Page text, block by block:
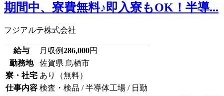
期間中、寮費無料♪即入寮もOK！半導...
フジアルテ株式会社
給与 月収例286,000円
勤務地
佐賀県 鳥栖市
寮・社宅 あり（無料）
仕事内容 検査・検品 / 半導体工場 / 日勤